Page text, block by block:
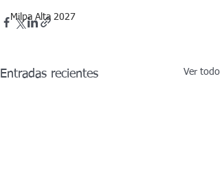
Milpa Alta 2027
Entradas recientes Ver todo